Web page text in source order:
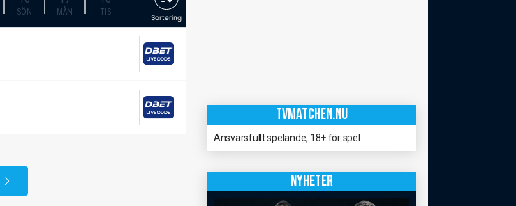
SÖN MÅN TIS
Sortering
TVMATCHEN.NU
Ansvarsfullt spelande, 18+ för spel.
NYHETER